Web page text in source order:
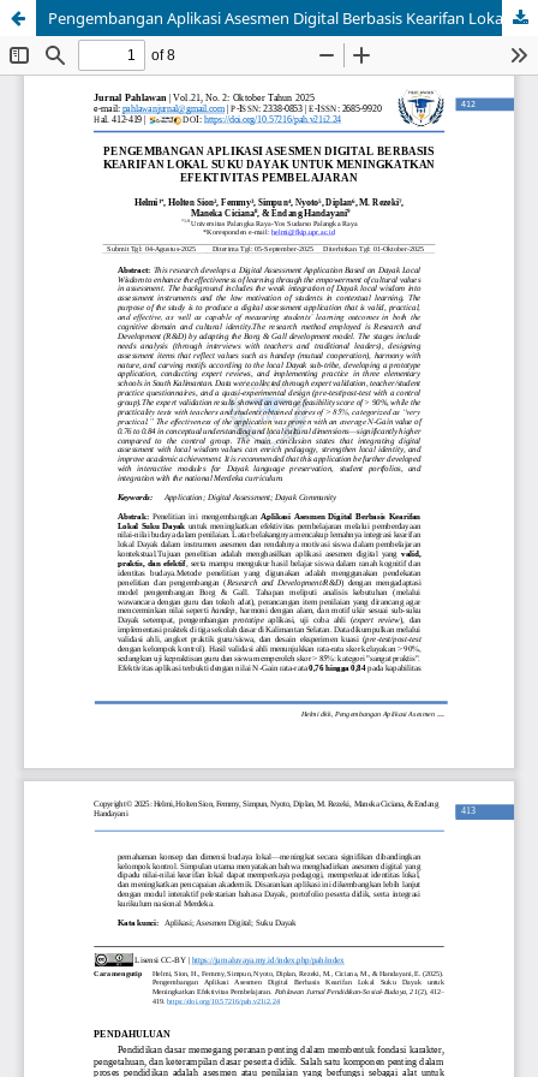
Pengembangan Aplikasi Asesmen Digital Berbasis Kearifan Lokal Suku Dayak untuk Meningkatkan Efektivitas Pembelajaran